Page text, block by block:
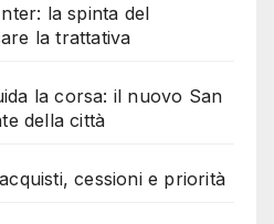
la spinta del
la trattativa
la corsa: il nuovo San
della città
cessioni e priorità